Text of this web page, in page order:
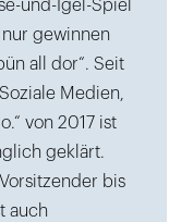
und-Igel-Spiel
gewinnen
all dor“. Seit
Medien,
von 2017 ist
geklärt.
bis
auch